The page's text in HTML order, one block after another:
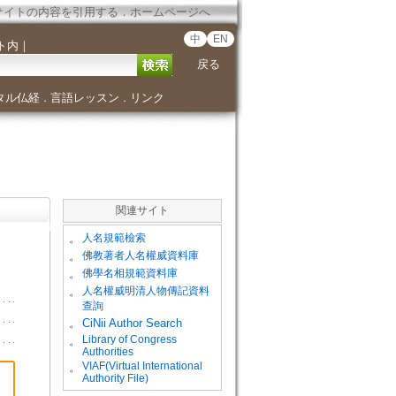
イトの内容を引用する．ホームページへ
内 ｜ 中 EN
戻る
ル仏経． 言語レッスン ． リンク
関連サイト
。 人名規範檢索
。 佛教著者人名權威資料庫
。 佛學名相規範資料庫
。
人名權威明清人物傳記資料
查詢
。
CiNii Author Search
。
Library of Congress
Authorities
。
VIAF(Virtual International
Authority File)